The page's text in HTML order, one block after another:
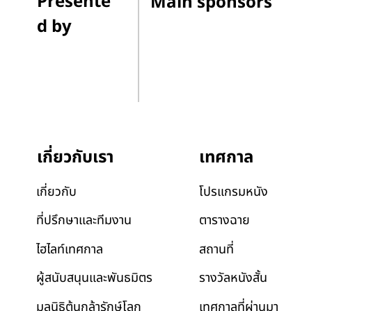
d by
เกี่ยวกับเรา
เกี่ยวกับ
ที่ปรึกษาและทีมงาน
ไฮไลท์เทศกาล
ผู้สนับสนุนและพันธมิตร
มูลนิธิต้นกล้ารักษ์โลก
เทศกาล
โปรแกรมหนัง
ตารางฉาย
สถานที่
รางวัลหนังสั้น
เทศกาลที่ผ่านมา